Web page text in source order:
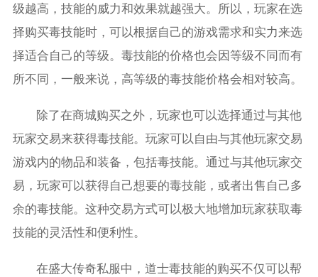
级越高，技能的威力和效果就越强大。所以，玩家在选
择购买毒技能时，可以根据自己的游戏需求和实力来选
择适合自己的等级。毒技能的价格也会因等级不同而有
所不同，一般来说，高等级的毒技能价格会相对较高。
除了在商城购买之外，玩家也可以选择通过与其他
玩家交易来获得毒技能。玩家可以自由与其他玩家交易
游戏内的物品和装备，包括毒技能。通过与其他玩家交
易，玩家可以获得自己想要的毒技能，或者出售自己多
余的毒技能。这种交易方式可以极大地增加玩家获取毒
技能的灵活性和便利性。
在盛大传奇私服中，道士毒技能的购买不仅可以帮